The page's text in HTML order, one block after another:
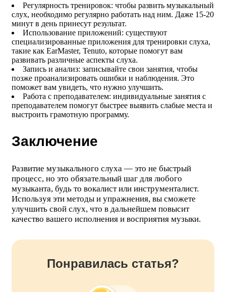
Регулярность тренировок: чтобы развить музыкальный
слух, необходимо регулярно работать над ним. Даже 15-20
минут в день принесут результат.
Использование приложений: существуют
специализированные приложения для тренировки слуха,
такие как EarMaster, Tenuto, которые помогут вам
развивать различные аспекты слуха.
Запись и анализ: записывайте свои занятия, чтобы
позже проанализировать ошибки и наблюдения. Это
поможет вам увидеть, что нужно улучшить.
Работа с преподавателем: индивидуальные занятия с
преподавателем помогут быстрее выявить слабые места и
выстроить грамотную программу.
Заключение
Развитие музыкального слуха — это не быстрый
процесс, но это обязательный шаг для любого
музыканта, будь то вокалист или инструменталист.
Используя эти методы и упражнения, вы сможете
улучшить свой слух, что в дальнейшем повысит
качество вашего исполнения и восприятия музыки.
Понравилась статья?